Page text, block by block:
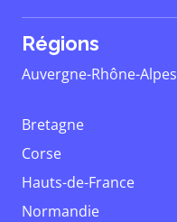
Régions
Auvergne-Rhône-Alpes
Bretagne
Corse
Hauts-de-France
Normandie